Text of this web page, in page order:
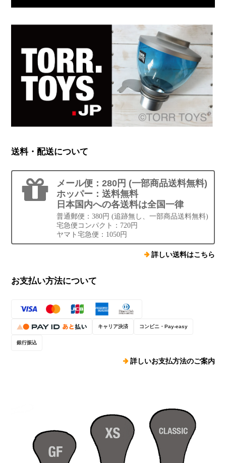
送料・配送について
メール便：280円 (一部商品送料無料)
ホッパー：送料無料
日本国内への各送料は全国一律
普通郵便：380円 (追跡無し、一部商品送料無料)
宅急便コンパクト：720円
ヤマト宅急便：1050円
詳しい送料はこちら
お支払い方法について
キャリア決済 コンビニ・Pay-easy
銀行振込
詳しいお支払方法のご案内